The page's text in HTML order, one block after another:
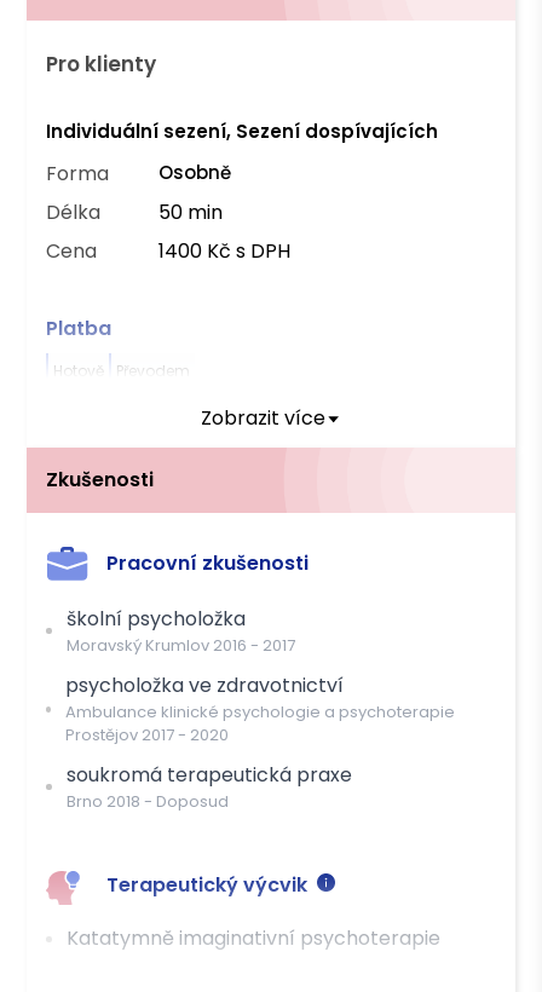
Pro klienty
Individuální sezení, Sezení dospívajících
Forma Osobně
Délka
50 min
Cena
1400 Kč s DPH
Platba
Hotově Převodem
Zobrazit více
Zkušenosti
Pracovní zkušenosti
školní psycholožka
Moravský Krumlov 2016 - 2017
psycholožka ve zdravotnictví
Ambulance klinické psychologie a psychoterapie
Prostějov 2017- 2020
soukromá terapeutická praxe
Brno 2018 - Doposud
Terapeutický výcvik
Katatymně imaginativní psychoterapie